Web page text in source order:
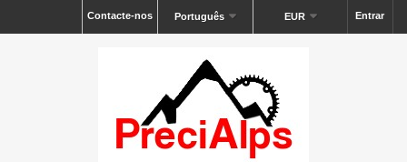
Entrar
EUR
Português
Contacte-nos